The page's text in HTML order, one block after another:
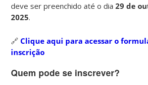
deve ser preenchido até o dia29 de
2025.
🔗Clique aqui para acessar o
inscrição
Quem pode se inscrever?